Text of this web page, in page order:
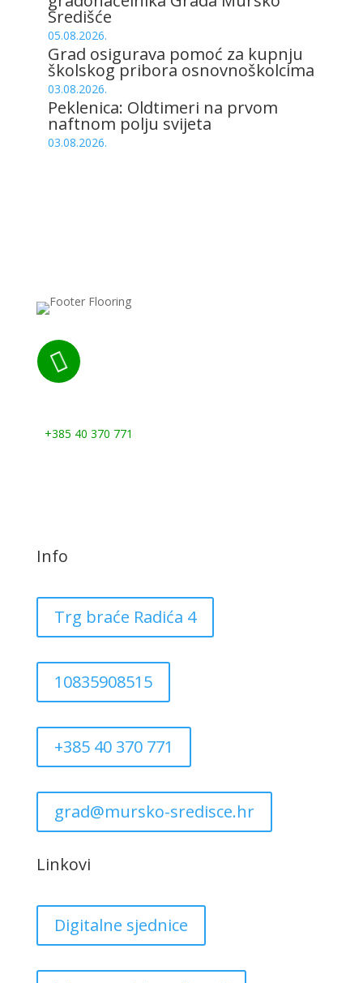
Središće
05.08.2026.
Grad osigurava pomoć za kupnju
školskog pribora osnovnoškolcima
03.08.2026.
Peklenica: Oldtimeri na prvom
naftnom polju svijeta
03.08.2026.

+385 40 370 771
Info
Trg braće Radića 4
10835908515
+385 40 370 771
grad@mursko-sredisce.hr
Linkovi
Digitalne sjednice